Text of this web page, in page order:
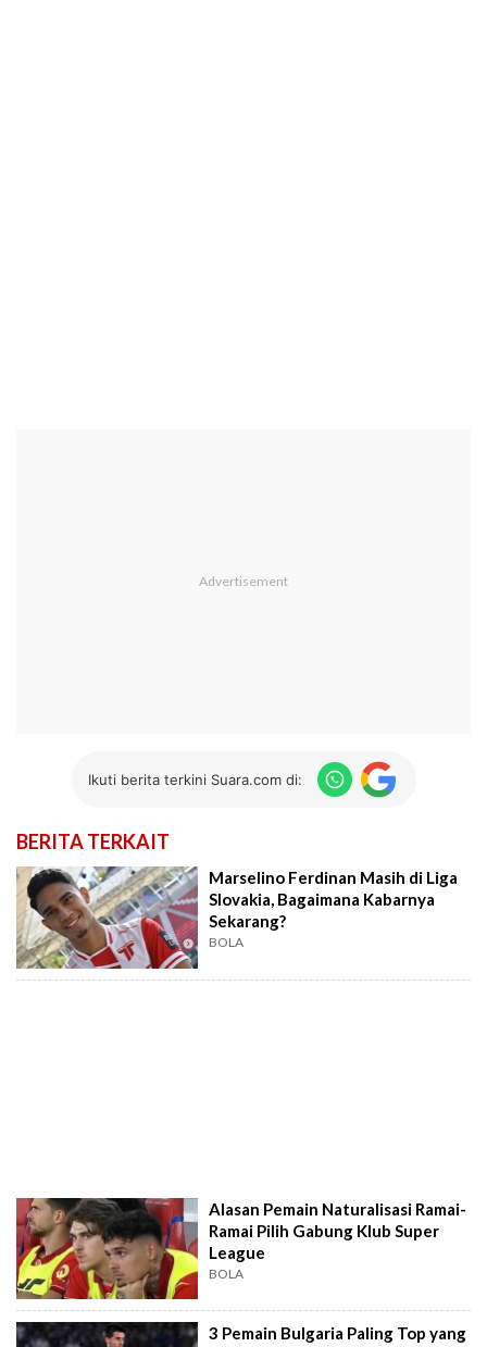
Ikuti berita terkini Suara.com di:
BERITA TERKAIT
Marselino Ferdinan Masih di Liga
Slovakia, Bagaimana Kabarnya
Sekarang?
BOLA
Alasan Pemain Naturalisasi Ramai-
Ramai Pilih Gabung Klub Super
League
BOLA
3 Pemain Bulgaria Paling Top yang